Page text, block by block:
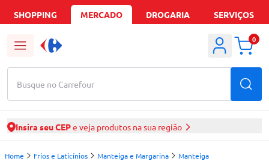
SHOPPING MERCADO DROGARIA SERVIÇOS
Busque no Carrefour
0
Insira seu CEPe veja produtos na sua região
Home Frios e Laticínios Manteiga e Margarina Manteiga